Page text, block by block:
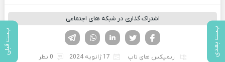
پست بعدی پست قبلی
اشتراک گذاری در شبکه های اجتماعی
لینکدین تویتر
فیسوک
ریمیکس های تاپ 17 ژانویه 2024 0 نظر